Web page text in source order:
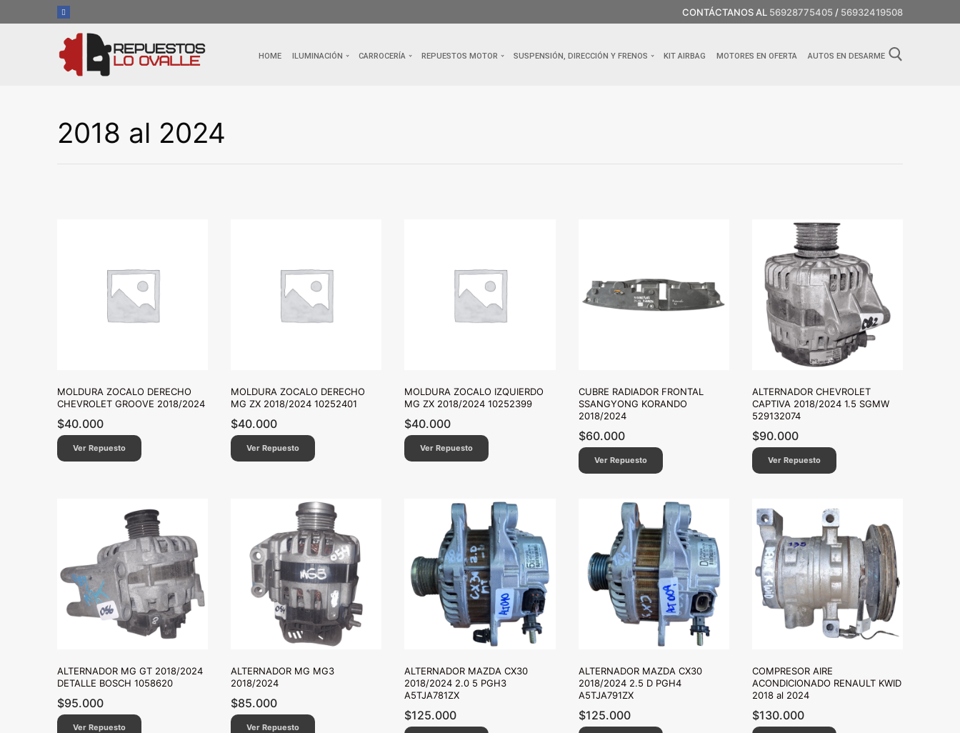
al
CONTÁCTANOS AL 56928775405 / 56932419508
HOME ILUMINACIÓN CARROCERÍA REPUESTOS MOTOR SUSPENSIÓN, DIRECCIÓN Y FRENOS KIT AIRBAG MOTORES EN OFERTA AUTOS EN DESARME
2018 al 2024
MOLDURA ZOCALO DERECHO
CHEVROLET GROOVE 2018/2024
$40.000
Ver Repuesto
MOLDURA ZOCALO DERECHO
MG ZX 2018/2024 10252401
$40.000
Ver Repuesto
MOLDURA ZOCALO IZQUIERDO
MG ZX 2018/2024 10252399
$40.000
Ver Repuesto
CUBRE RADIADOR FRONTAL
SSANGYONG KORANDO
2018/2024
$60.000
Ver Repuesto
ALTERNADOR CHEVROLET
CAPTIVA 2018/2024 1.5 SGMW
529132074
$90.000
Ver Repuesto
ALTERNADOR MG GT 2018/2024
DETALLE BOSCH 1058620
$95.000
Ver Repuesto
ALTERNADOR MG MG3
2018/2024
$85.000
Ver Repuesto
ALTERNADOR MAZDA CX30
2018/2024 2.0 5 PGH3
A5TJA781ZX
$125.000
ALTERNADOR MAZDA CX30
2018/2024 2.5 D PGH4
A5TJA791ZX
$125.000
COMPRESOR AIRE
ACONDICIONADO RENAULT KWID
2018 al 2024
$130.000